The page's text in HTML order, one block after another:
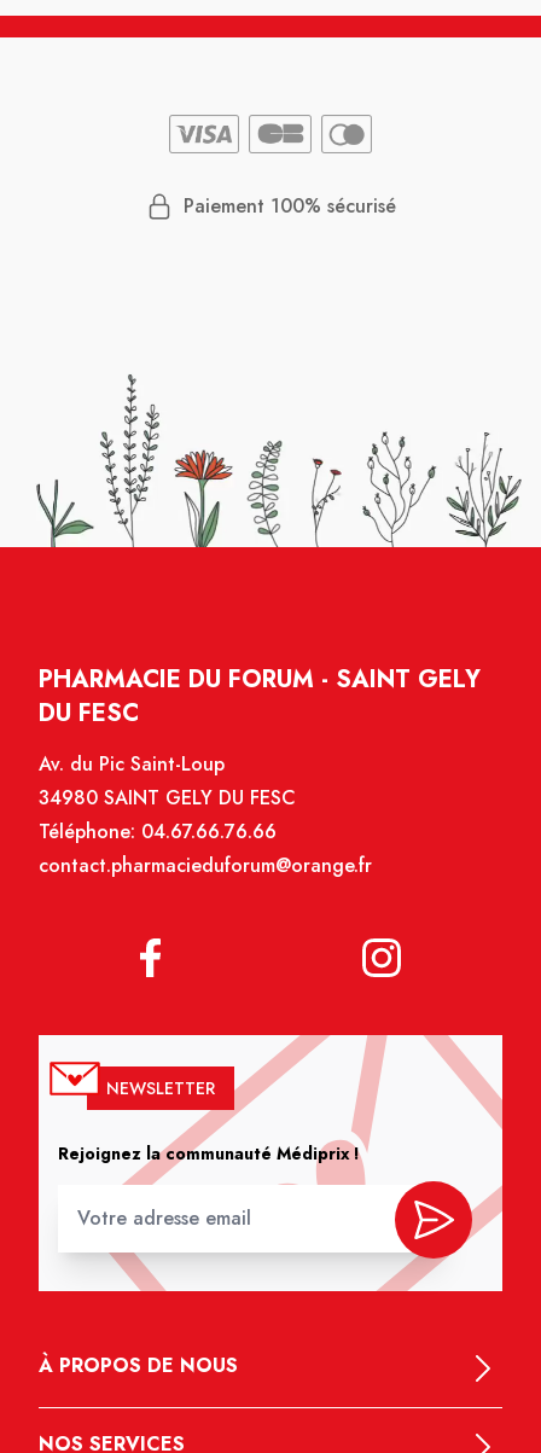
Paiement 100% sécurisé
PHARMACIE DU FORUM - SAINT GELY
DU FESC
Av. du Pic Saint-Loup
34980 SAINT GELY DU FESC
Téléphone: 04.67.66.76.66
contact.pharmacieduforum@orange.fr
NEWSLETTER
Rejoignez la communauté Médiprix !
À PROPOS DE NOUS
NOS SERVICES